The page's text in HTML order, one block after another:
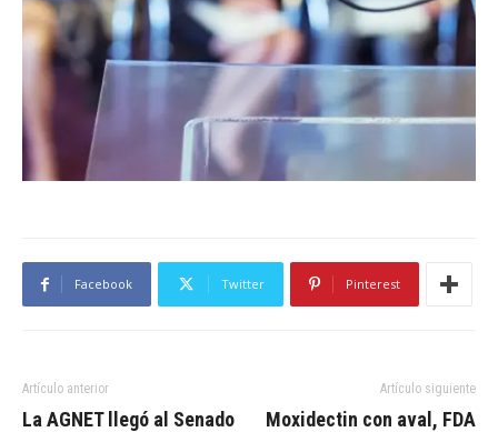
Facebook Twitter Pinterest
Artículo anterior
La AGNET llegó al Senado
Artículo siguiente
Moxidectin con aval, FDA